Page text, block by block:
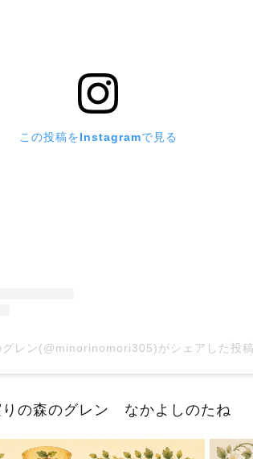
この投稿をInstagramで見る
グレン(@minorinomori305)がシェアした投
りの森のグレン なかよしのたね